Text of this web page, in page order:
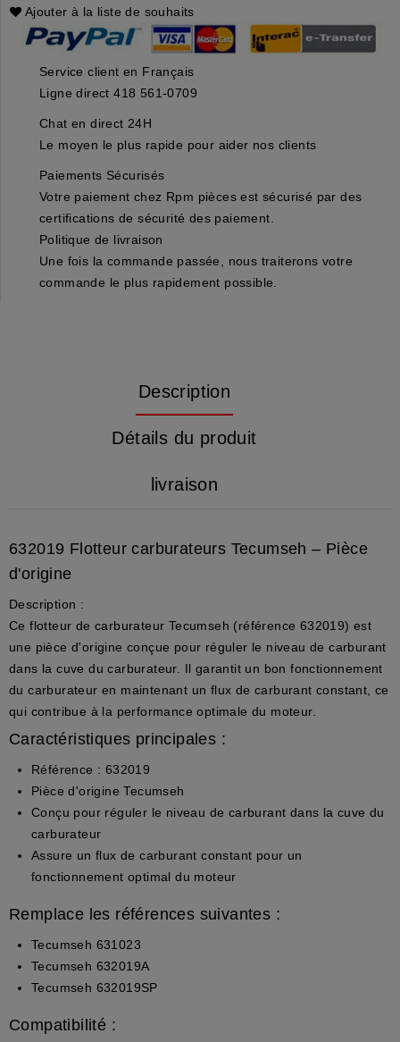
Ajouter à la liste de souhaits
Service client en Français
Ligne direct 418 561-0709
Chat en direct 24H
Le moyen le plus rapide pour aider nos clients
Paiements Sécurisés
Votre paiement chez Rpm pièces est sécurisé par des
certifications de sécurité des paiement.
Politique de livraison
Une fois la commande passée, nous traiterons votre
commande le plus rapidement possible.
Description
Détails du produit
livraison
632019 Flotteur carburateurs Tecumseh – Pièce
d'origine
Description :
Ce flotteur de carburateur Tecumseh (référence 632019) est
une pièce d'origine conçue pour réguler le niveau de carburant
dans la cuve du carburateur. Il garantit un bon fonctionnement
du carburateur en maintenant un flux de carburant constant, ce
qui contribue à la performance optimale du moteur.
Caractéristiques principales :
Référence : 632019
Pièce d'origine Tecumseh
Conçu pour réguler le niveau de carburant dans la cuve du
carburateur
Assure un flux de carburant constant pour un
fonctionnement optimal du moteur
Remplace les références suivantes :
Tecumseh 631023
Tecumseh 632019A
Tecumseh 632019SP
Compatibilité :